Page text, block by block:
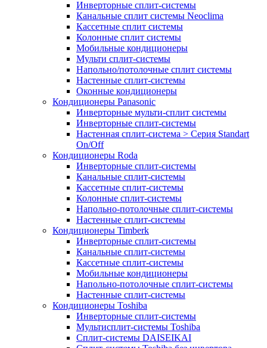
Инверторные сплит-системы
Канальные сплит системы Neoclima
Кассетные сплит системы
Колонные сплит системы
Мобильные кондиционеры
Мульти сплит-системы
Напольно/потолочные сплит системы
Настенные сплит-системы
Оконные кондиционеры
Кондиционеры Panasonic
Инверторные мульти-сплит системы
Инверторные сплит-системы
Настенная сплит-система > Серия Standart
On/Off
Кондиционеры Roda
Инверторные сплит-системы
Канальные сплит-системы
Кассетные сплит-системы
Колонные сплит-системы
Напольно-потолочные сплит-системы
Настенные сплит-системы
Кондиционеры Timberk
Инверторные сплит-системы
Канальные сплит-системы
Кассетные сплит-системы
Мобильные кондиционеры
Напольно-потолочные сплит-системы
Настенные сплит-системы
Кондиционеры Toshiba
Инверторные сплит-системы
Мультисплит-системы Toshiba
Сплит-системы DAISEIKAI